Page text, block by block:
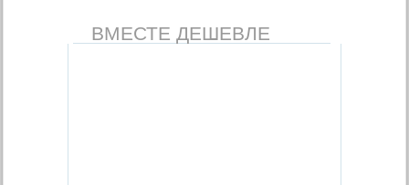
ВМЕСТЕ ДЕШЕВЛЕ